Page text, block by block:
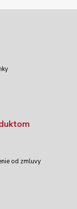
od zmluvy